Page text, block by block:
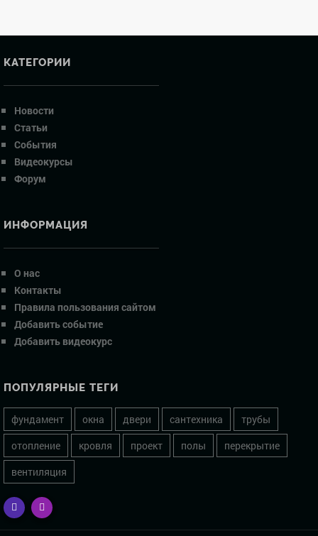
КАТЕГОРИИ
Новости
Статьи
События
Видеокурсы
Форум
ИНФОРМАЦИЯ
О нас
Контакты
Правила пользования сайтом
Добавить событие
Добавить видеокурс
ПОПУЛЯРНЫЕ ТЕГИ
фундамент окна двери сантехника
трубы
отопление
кровля проект полы
перекрытие
вентиляция